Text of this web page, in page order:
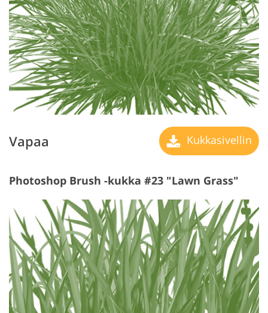
Vapaa Kukkasivellin
Photoshop Brush -kukka #23 "Lawn Grass"